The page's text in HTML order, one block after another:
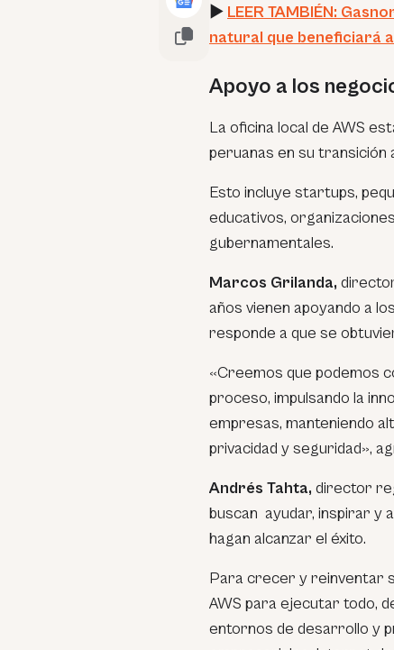
► LEER TAMBIÉN:
natural que beneficiará
Apoyo a los
La oficina local de AWS
peruanas en su transición
Esto incluye startups,
educativos,
gubernamentales.
Marcos Grilanda,
años vienen apoyando a
responde a que se
«Creemos que podemos
proceso, impulsando la
empresas, manteniendo
privacidad y seguridad»,
Andrés Tahta, director
buscan ayudar, inspirar y
hagan alcanzar el éxito.
Para crecer y reinventar
AWS para ejecutar todo,
entornos de desarrollo y